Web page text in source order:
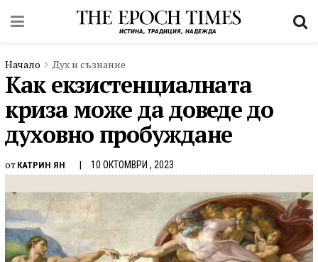
Начало Дух и съзнание
Как екзистенциалната
криза може да доведе до
духовно пробуждане
от КАТРИН ЯН 10 ОКТОМВРИ , 2023